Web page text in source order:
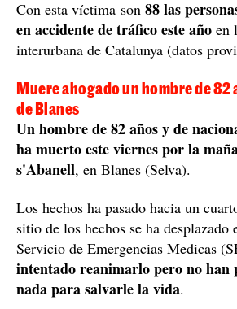
Con esta víctima son 88 las
en accidente de tráfico este año en
interurbana de Catalunya (datos
Muere ahogado un hombre de 82
de Blanes
Un hombre de 82 años y de
ha muerto este viernes por la
s'Abanell, en Blanes (Selva).
Los hechos ha pasado hacia un
sitio de los hechos se ha desplazado
Servicio de Emergencias Medicas
intentado reanimarlo pero no han
nada para salvarle la vida.